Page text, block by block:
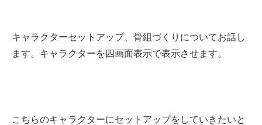
キャラクターセットアップ、骨組づくりについてお話し
ます。キャラクターを四画面表示で表示させます。
こちらのキャラクターにセットアップをしていきたいと